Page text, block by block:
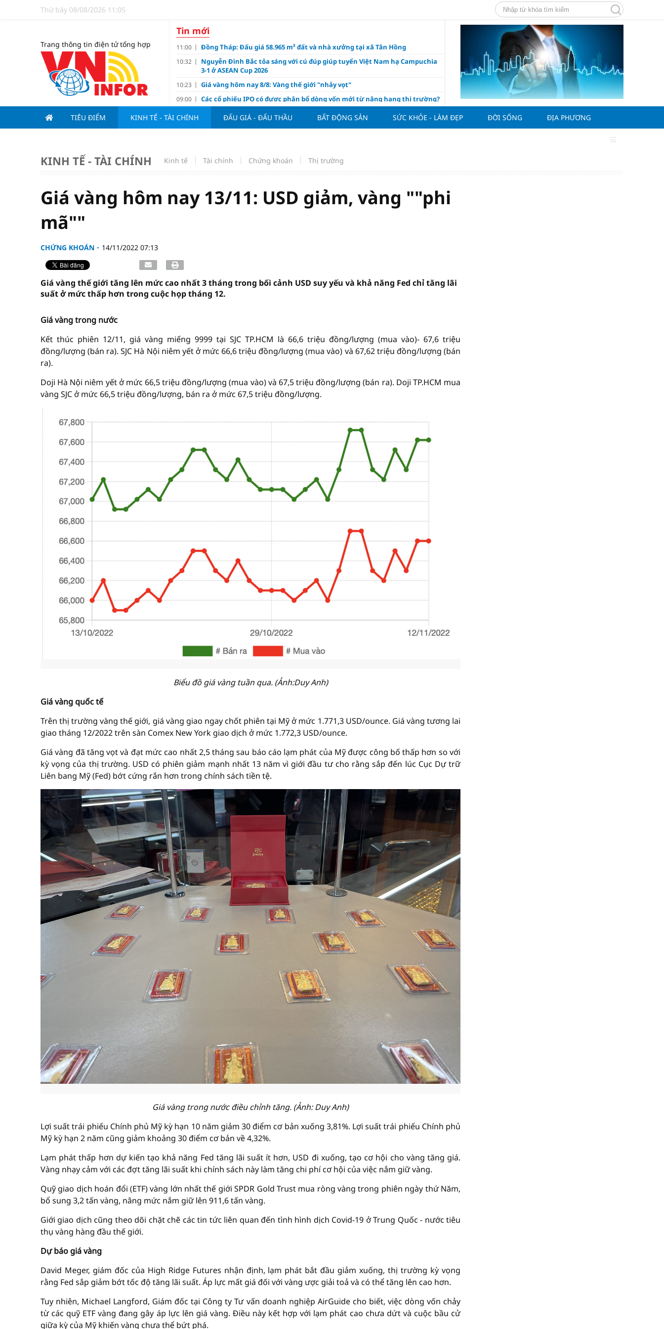
Thứ bảy 08/08/2026 11:05
Trang thông tin điện tử tổng hợp
Tin mới
11:00 Đồng Tháp: Đấu giá 58.965 m² đất và nhà xưởng tại xã Tân Hồng
10:32
Nguyễn Đình Bắc tỏa sáng với cú đúp giúp tuyển Việt Nam hạ Campuchia
3-1 ở ASEAN Cup 2026
10:23 Giá vàng hôm nay 8/8: Vàng thế giới "nhảy vọt"
09:00 Các cổ phiếu IPO có được phân bổ dòng vốn mới từ nâng hạng thị trường?
08:15 Lợi ích của nước chanh gừng
07:00 Nới trần tiền gửi Kho bạc Nhà nước: Không chỉ 4 ngân hàng được lợi
17:10 Ngân hàng nửa đầu năm 2026: Áp lực đằng sau niềm vui lãi lớn
15:13
Đề xuất giảm 30% thuế cho hộ, cá nhân kinh doanh, doanh nghiệp thu
TIÊU ĐIỂM KINH TẾ - TÀI CHÍNH ĐẤU GIÁ - ĐẤU THẦU BẤT ĐỘNG SẢN SỨC KHỎE - LÀM ĐẸP ĐỜI SỐNG ĐỊA PHƯƠNG
KINH TẾ - TÀI CHÍNH Kinh tế Tài chính Chứng khoán Thị trường
Giá vàng hôm nay 13/11: USD giảm, vàng ""phi
mã""
CHỨNG KHOÁN 14/11/2022 07:13
Giá vàng thế giới tăng lên mức cao nhất 3 tháng trong bối cảnh USD suy yếu và khả năng Fed chỉ tăng lãi
suất ở mức thấp hơn trong cuộc họp tháng 12.
Giá vàng trong nước
Kết thúc phiên 12/11, giá vàng miếng 9999 tại SJC TP.HCM là 66,6 triệu đồng/lượng (mua vào)- 67,6 triệu
đồng/lượng (bán ra). SJC Hà Nội niêm yết ở mức 66,6 triệu đồng/lượng (mua vào) và 67,62 triệu đồng/lượng (bán
ra).
Doji Hà Nội niêm yết ở mức 66,5 triệu đồng/lượng (mua vào) và 67,5 triệu đồng/lượng (bán ra). Doji TP.HCM mua
vàng SJC ở mức 66,5 triệu đồng/lượng, bán ra ở mức 67,5 triệu đồng/lượng.
Biểu đồ giá vàng tuần qua. (Ảnh:Duy Anh)
Giá vàng quốc tế
Trên thị trường vàng thế giới, giá vàng giao ngay chốt phiên tại Mỹ ở mức 1.771,3 USD/ounce. Giá vàng tương lai
giao tháng 12/2022 trên sàn Comex New York giao dịch ở mức 1.772,3 USD/ounce.
Giá vàng đã tăng vọt và đạt mức cao nhất 2,5 tháng sau báo cáo lạm phát của Mỹ được công bố thấp hơn so với
kỳ vọng của thị trường. USD có phiên giảm mạnh nhất 13 năm vì giới đầu tư cho rằng sắp đến lúc Cục Dự trữ
Liên bang Mỹ (Fed) bớt cứng rắn hơn trong chính sách tiền tệ.
Giá vàng trong nước điều chỉnh tăng. (Ảnh: Duy Anh)
Lợi suất trái phiếu Chính phủ Mỹ kỳ hạn 10 năm giảm 30 điểm cơ bản xuống 3,81%. Lợi suất trái phiếu Chính phủ
Mỹ kỳ hạn 2 năm cũng giảm khoảng 30 điểm cơ bản về 4,32%.
Lạm phát thấp hơn dự kiến tạo khả năng Fed tăng lãi suất ít hơn, USD đi xuống, tạo cơ hội cho vàng tăng giá.
Vàng nhạy cảm với các đợt tăng lãi suất khi chính sách này làm tăng chi phí cơ hội của việc nắm giữ vàng.
Quỹ giao dịch hoán đổi (ETF) vàng lớn nhất thế giới SPDR Gold Trust mua ròng vàng trong phiên ngày thứ Năm,
bổ sung 3,2 tấn vàng, nâng mức nắm giữ lên 911,6 tấn vàng.
Giới giao dịch cũng theo dõi chặt chẽ các tin tức liên quan đến tình hình dịch Covid-19 ở Trung Quốc - nước tiêu
thụ vàng hàng đầu thế giới.
Dự báo giá vàng
David Meger, giám đốc của High Ridge Futures nhận định, lạm phát bắt đầu giảm xuống, thị trường kỳ vọng
rằng Fed sắp giảm bớt tốc độ tăng lãi suất. Áp lực mất giá đối với vàng ược giải toả và có thể tăng lên cao hơn.
Tuy nhiên, Michael Langford, Giám đốc tại Công ty Tư vấn doanh nghiệp AirGuide cho biết, việc dòng vốn chảy
từ các quỹ ETF vàng đang gây áp lực lên giá vàng. Điều này kết hợp với lạm phát cao chưa dứt và cuộc bầu cử
giữa kỳ của Mỹ khiến vàng chưa thể bứt phá.